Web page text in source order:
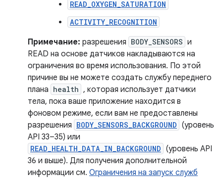
READ_OXYGEN_SATURATION
ACTIVITY_RECOGNITION
Примечание: разрешения BODY_SENSORS и
READ на основе датчиков накладываются на
ограничения во время использования. По этой
причине вы не можете создать службу переднего
плана health , которая использует датчики
тела, пока ваше приложение находится в
фоновом режиме, если вам не предоставлены
разрешения BODY_SENSORS_BACKGROUND (уровень
API 33–35) или
READ_HEALTH_DATA_IN_BACKGROUND (уровень API
36 и выше). Для получения дополнительной
информации см. Ограничения на запуск служб